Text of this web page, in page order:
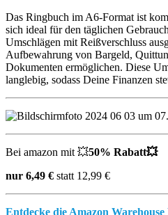
Das Ringbuch im A6-Format ist
sich ideal für den täglichen
Umschlägen mit Reißverschluss
Aufbewahrung von Bargeld,
Dokumenten ermöglichen. Diese
langlebig, sodass Deine Finanzen
Bei amazon mit 💥50% Rabatt💥
nur 6,49 € statt 12,99 €
Entdecke die Amazon